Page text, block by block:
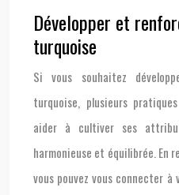
Développer et
turquoise
Si vous souhaitez
turquoise, plusieurs
aider à cultiver ses
harmonieuse et équilibrée. En
vous pouvez vous connecter